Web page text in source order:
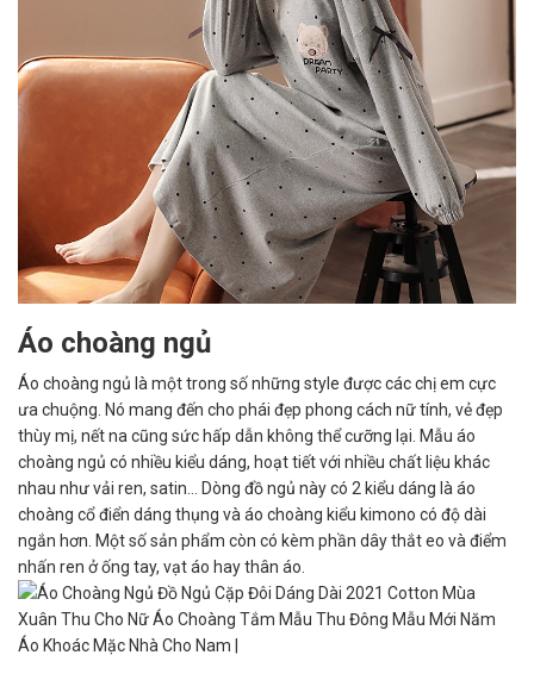
Áo choàng ngủ
Áo choàng ngủ là một trong số những style được các chị em cực
ưa chuộng. Nó mang đến cho phái đẹp phong cách nữ tính, vẻ đẹp
thùy mị, nết na cũng sức hấp dẫn không thể cưỡng lại. Mẫu áo
choàng ngủ có nhiều kiểu dáng, hoạt tiết với nhiều chất liệu khác
nhau như vải ren, satin… Dòng đồ ngủ này có 2 kiểu dáng là áo
choàng cổ điển dáng thụng và áo choàng kiểu kimono có độ dài
ngắn hơn. Một số sản phẩm còn có kèm phần dây thắt eo và điểm
nhấn ren ở ống tay, vạt áo hay thân áo.